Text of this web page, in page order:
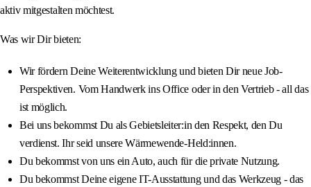
aktiv mitgestalten möchtest.
Was wir Dir bieten:
Wir fördern Deine Weiterentwicklung und bieten Dir neue Job-
Perspektiven. Vom Handwerk ins Office oder in den Vertrieb - all das
ist möglich.
Bei uns bekommst Du als Gebietsleiter:in den Respekt, den Du
verdienst. Ihr seid unsere Wärmewende-Held:innen.
Du bekommst von uns ein Auto, auch für die private Nutzung.
Du bekommst Deine eigene IT-Ausstattung und das Werkzeug - das